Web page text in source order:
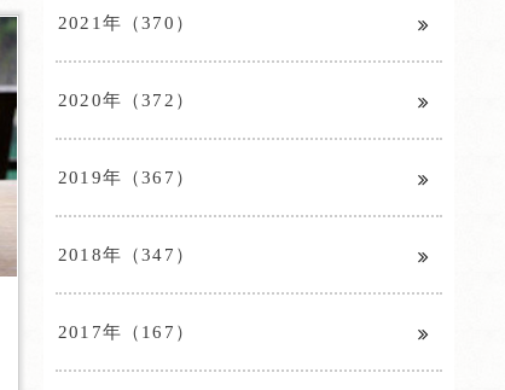
2021年（370）
2020年（372）
2019年（367）
2018年（347）
2017年（167）